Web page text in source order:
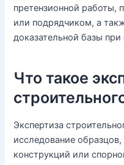
претензионной работы,
или подрядчиком, а
доказательной базы
Что такое
Экспертиза
исследование
конструкций или